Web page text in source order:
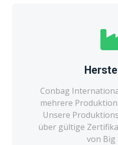
Conbag
mehrere
Unsere
über gültige
von Big